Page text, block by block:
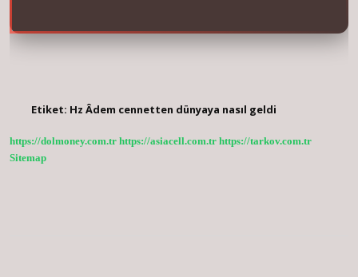
Etiket: Hz Âdem cennetten dünyaya nasıl geldi
https://dolmoney.com.tr https://asiacell.com.tr https://tarkov.com.tr
Sitemap